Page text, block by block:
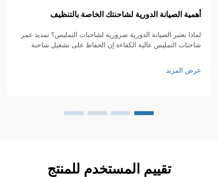
الصيانة الدورية لشاحنتك الخاصة بالتنظيف
تعتبر الصيانة الدورية ضرورية لشاحنات التمليس؟ تمديد عمر
التمليس عالية الكفاءة إن الحفاظ على تشغيل شاحنة
أطول. أشياء بسيطة مثل الفحص الدوري...
المزيد
تقييم المستخدم للمنتج